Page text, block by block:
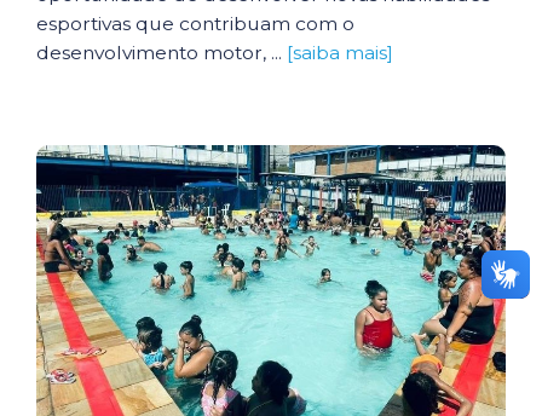
esportivas que contribuam com o
desenvolvimento motor, ... [saiba mais]